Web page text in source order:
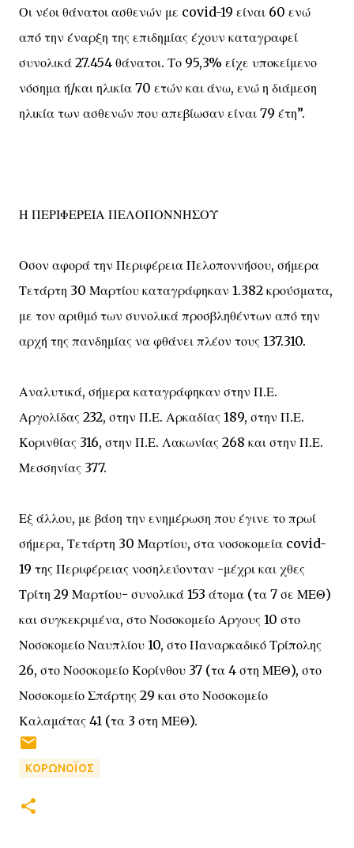
Οι νέοι θάνατοι ασθενών με covid-19 είναι 60 ενώ
από την έναρξη της επιδημίας έχουν καταγραφεί
συνολικά 27.454 θάνατοι. Το 95,3% είχε υποκείμενο
νόσημα ή/και ηλικία 70 ετών και άνω, ενώ η διάμεση
ηλικία των ασθενών που απεβίωσαν είναι 79 έτη”.
Η ΠΕΡΙΦΕΡΕΙΑ ΠΕΛΟΠΟΝΝΗΣΟΥ
Οσον αφορά την Περιφέρεια Πελοποννήσου, σήμερα
Τετάρτη 30 Μαρτίου καταγράφηκαν 1.382 κρούσματα,
με τον αριθμό των συνολικά προσβληθέντων από την
αρχή της πανδημίας να φθάνει πλέον τους 137.310.
Αναλυτικά, σήμερα καταγράφηκαν στην Π.Ε.
Αργολίδας 232, στην Π.Ε. Αρκαδίας 189, στην Π.Ε.
Κορινθίας 316, στην Π.Ε. Λακωνίας 268 και στην Π.Ε.
Μεσσηνίας 377.
Εξ άλλου, με βάση την ενημέρωση που έγινε το πρωί
σήμερα, Τετάρτη 30 Μαρτίου, στα νοσοκομεία covid-
19 της Περιφέρειας νοσηλεύονταν -μέχρι και χθες
Τρίτη 29 Μαρτίου- συνολικά 153 άτομα (τα 7 σε ΜΕΘ)
και συγκεκριμένα, στο Νοσοκομείο Αργους 10 στο
Νοσοκομείο Ναυπλίου 10, στο Παναρκαδικό Τρίπολης
26, στο Νοσοκομείο Κορίνθου 37 (τα 4 στη ΜΕΘ), στο
Νοσοκομείο Σπάρτης 29 και στο Νοσοκομείο
Καλαμάτας 41 (τα 3 στη ΜΕΘ).
ΚΟΡΩΝΟΪΟΣ